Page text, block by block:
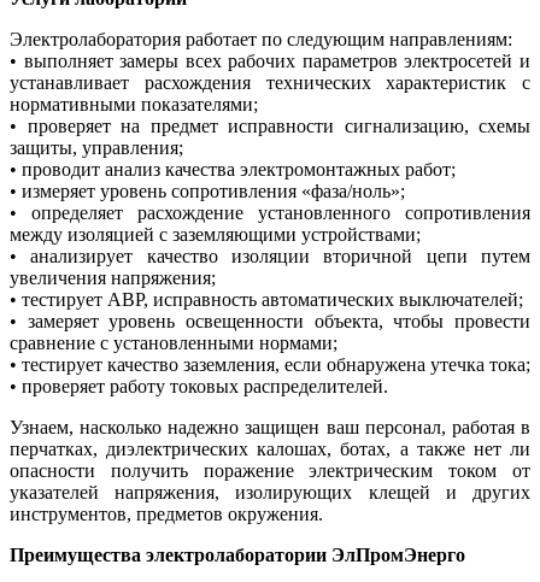
Электролаборатория работает по следующим направлениям:
• выполняет замеры всех рабочих параметров электросетей и
устанавливает расхождения технических характеристик с
нормативными показателями;
• проверяет на предмет исправности сигнализацию, схемы
защиты, управления;
• проводит анализ качества электромонтажных работ;
• измеряет уровень сопротивления «фаза/ноль»;
• определяет расхождение установленного сопротивления
между изоляцией с заземляющими устройствами;
• анализирует качество изоляции вторичной цепи путем
увеличения напряжения;
• тестирует АВР, исправность автоматических выключателей;
• замеряет уровень освещенности объекта, чтобы провести
сравнение с установленными нормами;
• тестирует качество заземления, если обнаружена утечка тока;
• проверяет работу токовых распределителей.
Узнаем, насколько надежно защищен ваш персонал, работая в
перчатках, диэлектрических калошах, ботах, а также нет ли
опасности получить поражение электрическим током от
указателей напряжения, изолирующих клещей и других
инструментов, предметов окружения.
Преимущества электролаборатории ЭлПромЭнерго